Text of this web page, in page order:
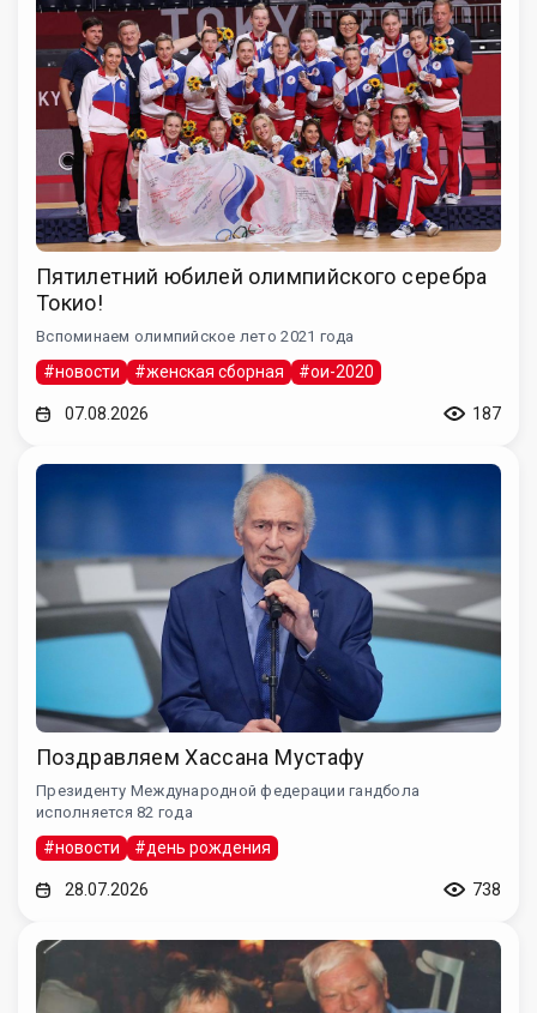
Пятилетний юбилей олимпийского серебра
Токио!
Вспоминаем олимпийское лето 2021 года
#новости #женская сборная #ои-2020
07.08.2026 187
Поздравляем Хассана Мустафу
Президенту Международной федерации гандбола
исполняется 82 года
#новости #день рождения
28.07.2026 738